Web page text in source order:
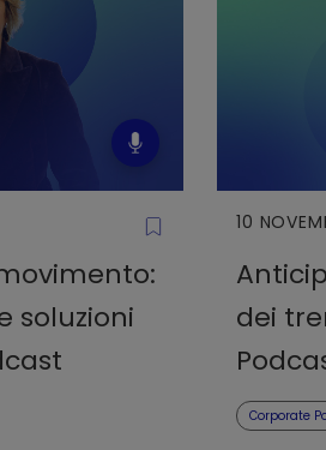
soluzioni
10
dei
Corporate